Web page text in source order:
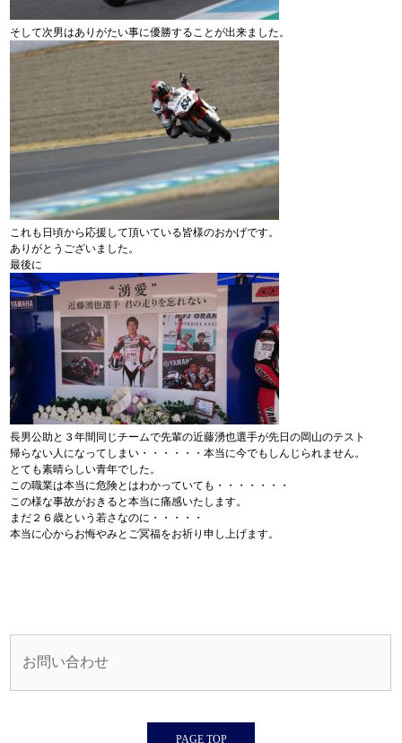
そして次男はありがたい事に優勝することが出来ました。
これも日頃から応援して頂いている皆様のおかげです。
ありがとうございました。
最後に
長男公助と３年間同じチームで先輩の近藤湧也選手が先日の岡山のテスト
帰らない人になってしまい・・・・・・本当に今でもしんじられません。
とても素晴らしい青年でした。
この職業は本当に危険とはわかっていても・・・・・・・
この様な事故がおきると本当に痛感いたします。
まだ２６歳という若さなのに・・・・・
本当に心からお悔やみとご冥福をお祈り申し上げます。
お問い合わせ
PAGE TOP